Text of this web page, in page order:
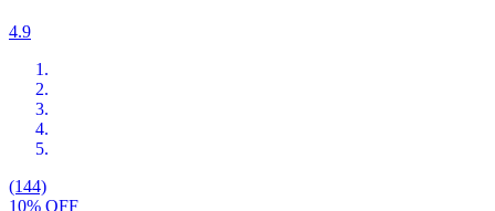
4.9
(144)
10% OFF